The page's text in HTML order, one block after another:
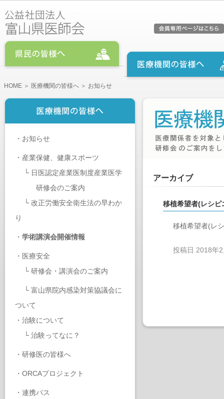
HOME ＞ 医療機関の皆様へ ＞ お知らせ
・ お知らせ
・ 産業保健、健康スポーツ
└ 日医認定産業医制度産業医学
研修会のご案内
└ 改正労働安全衛生法の早わか
り
・ 学術講演会開催情報
・ 医療安全
└ 研修会・講演会のご案内
└ 富山県院内感染対策協議会に
ついて
・ 治験について
└ 治験ってなに？
・ 研修医の皆様へ
・ ORCAプロジェクト
・ 連携パス
アーカイブ
移植希望者(レシ
移植希望者(レ
投稿日 2018年